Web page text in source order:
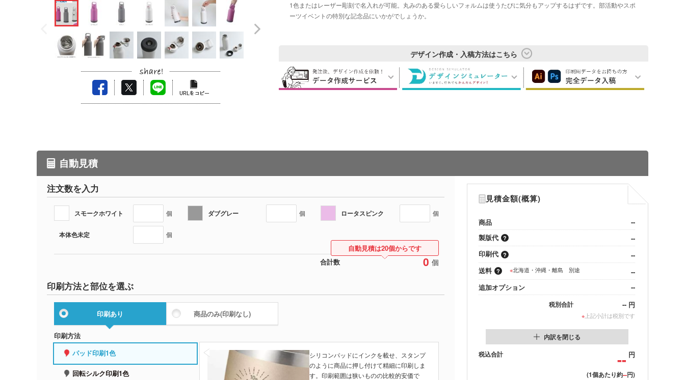
1色またはレーザー彫刻で名入れが可能。丸みのある愛らしいフォルムは使うたびに気分もアップするはずです。部活動やスポ
ーツイベントの特別な記念品にいかがでしょうか。
デザイン作成・入稿方法はこちら
自動見積
注文数を入力
スモークホワイト 個 ダブグレー 個 ロータスピンク 個
本体色未定 個
合計数 0 個
自動見積は20個からです
印刷方法と部位を選ぶ
印刷あり 商品のみ(印刷なし)
印刷方法
パッド印刷1色
回転シルク印刷1色
シリコンパッドにインクを載せ、スタンプ
のように商品に押し付けて精細に印刷しま
す。印刷範囲は狭いものの比較的安価で
見積金額(概算)
商品
--
製版代
--
印刷代
--
送料
※北海道・沖縄・離島 別途
--
追加オプション
--
税別合計 -- 円
※ 上記小計は税別です
内訳を閉じる
税込合計
-- 円
(1個あたり約--円)